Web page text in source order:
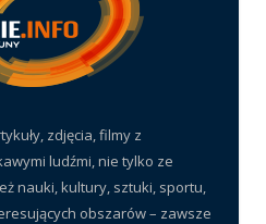
zdjęcia, filmy z
ludźmi, nie tylko ze
nauki, kultury, sztuki, sportu,
obszarów – zawsze